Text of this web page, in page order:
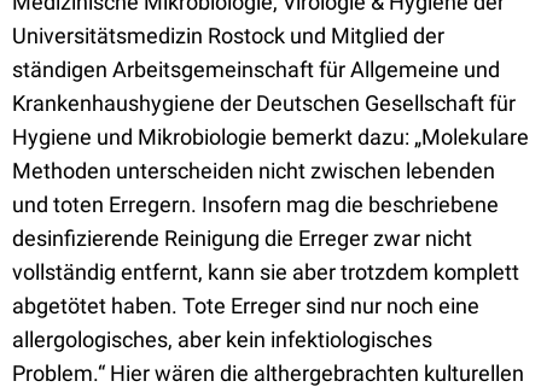
Universitätsmedizin Rostock und Mitglied der
ständigen Arbeitsgemeinschaft für Allgemeine und
Krankenhaushygiene der Deutschen Gesellschaft für
Hygiene und Mikrobiologie bemerkt dazu: „Molekulare
Methoden unterscheiden nicht zwischen lebenden
und toten Erregern. Insofern mag die beschriebene
desinfizierende Reinigung die Erreger zwar nicht
vollständig entfernt, kann sie aber trotzdem komplett
abgetötet haben. Tote Erreger sind nur noch eine
allergologisches, aber kein infektiologisches
Problem.“ Hier wären die althergebrachten kulturellen